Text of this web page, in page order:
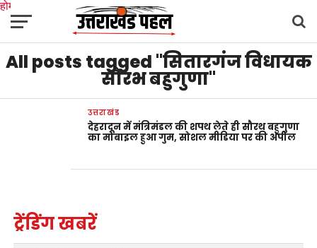
होम
उत्तराखंडअल्मोड़ाउत्तरकाशीउधम सिंह नगरचंपावतचमोलीटिहरी गढ़वाल
देहरादून नैनीतालपिथौरागढ़पौड़ी गढ़वालबागेश्वररुद्रप्रयागहरिद्वारदेशदुनिया
मनोरंजन
All posts tagged "सितारगंज विधायक
सौरभ बहुगुणा"
उत्तराखंड
देहरादून में मंत्रिमंडल की शपथ लेते ही सौरथ बहुगुणा
का मोबाइल हुआ गुम, सोशल मीडिया पर की अपील
ट्रेंडिंग खबरें